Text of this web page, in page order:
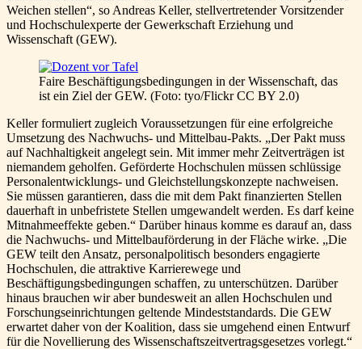
Weichen stellen“, so Andreas Keller, stellvertretender Vorsitzender
und Hochschulexperte der Gewerkschaft Erziehung und
Wissenschaft (GEW).
Faire Beschäftigungsbedingungen in der Wissenschaft, das
ist ein Ziel der GEW. (Foto: tyo/Flickr CC BY 2.0)
Keller formuliert zugleich Voraussetzungen für eine erfolgreiche
Umsetzung des Nachwuchs- und Mittelbau-Pakts. „Der Pakt muss
auf Nachhaltigkeit angelegt sein. Mit immer mehr Zeitverträgen ist
niemandem geholfen. Geförderte Hochschulen müssen schlüssige
Personalentwicklungs- und Gleichstellungskonzepte nachweisen.
Sie müssen garantieren, dass die mit dem Pakt finanzierten Stellen
dauerhaft in unbefristete Stellen umgewandelt werden. Es darf keine
Mitnahmeeffekte geben.“ Darüber hinaus komme es darauf an, dass
die Nachwuchs- und Mittelbauförderung in der Fläche wirke. „Die
GEW teilt den Ansatz, personalpolitisch besonders engagierte
Hochschulen, die attraktive Karrierewege und
Beschäftigungsbedingungen schaffen, zu unterschützen. Darüber
hinaus brauchen wir aber bundesweit an allen Hochschulen und
Forschungseinrichtungen geltende Mindeststandards. Die GEW
erwartet daher von der Koalition, dass sie umgehend einen Entwurf
für die Novellierung des Wissenschaftszeitvertragsgesetzes vorlegt.“